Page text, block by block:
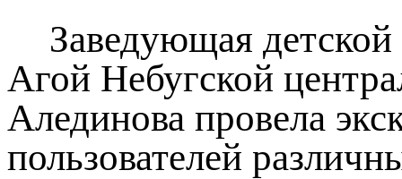
Заведующая детской
Агой Небугской
Алединова провела
пользователей